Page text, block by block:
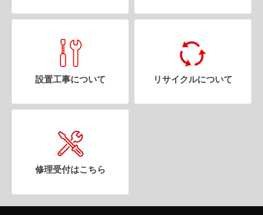
設置工事について リサイクルについて
修理受付はこちら